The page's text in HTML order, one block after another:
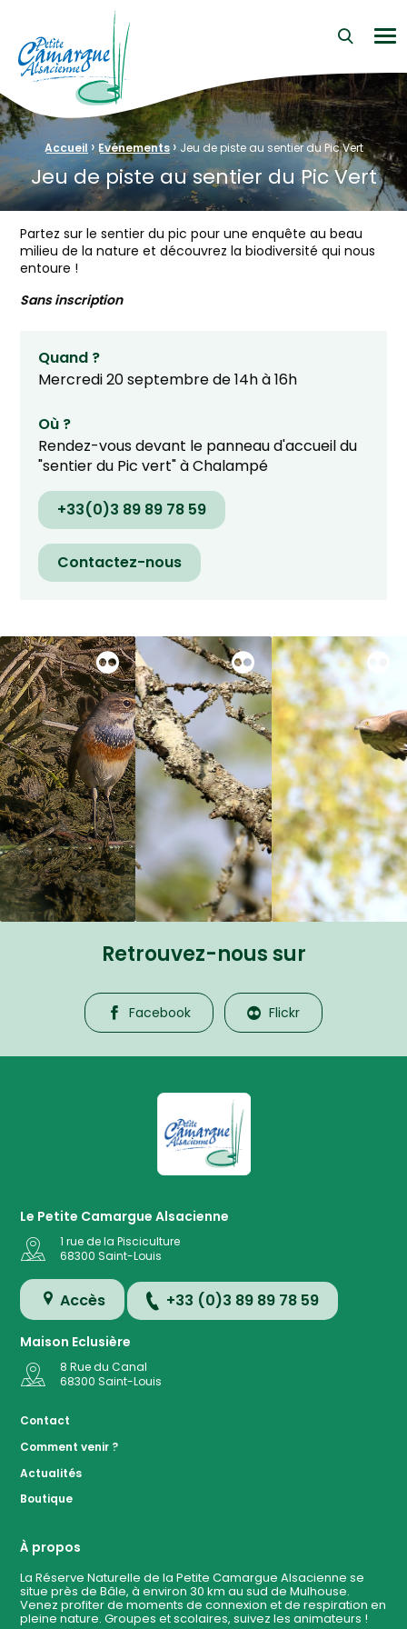
La Petite Camargue Alsacienne Réserve Naturelle au
Fil d'Ariane :
Accueil ›Evénements› Jeu de piste au sentier du Pic Vert
Jeu de piste au sentier du Pic Vert
Partez sur le sentier du pic pour une enquête au beau
milieu de la nature et découvrez la biodiversité qui nous
entoure !
Sans inscription
Quand ?
Mercredi 20 septembre de 14h à 16h
Où ?
Rendez-vous devant le panneau d'accueil du
"sentier du Pic vert" à Chalampé
+33(0)3 89 89 78 59
Contactez-nous
Retrouvez-nous sur
Facebook Flickr
La Petite Camargue
Le Petite Camargue Alsacienne
1 rue de la Pisciculture
68300 Saint-Louis
Accès +33 (0)3 89 89 78 59
Maison Eclusière
8 Rue du Canal
68300 Saint-Louis
Contact
Comment venir ?
Actualités
Boutique
À propos
La Réserve Naturelle de la Petite Camargue Alsacienne se
situe près de Bâle, à environ 30 km au sud de Mulhouse.
Venez profiter de moments de connexion et de respiration en
pleine nature. Groupes et scolaires, suivez les animateurs !
Contact